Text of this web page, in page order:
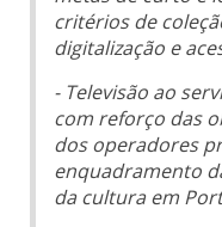
critérios de
digitalização e
- Televisão ao
com reforço das
dos operadores
enquadramento
da cultura em